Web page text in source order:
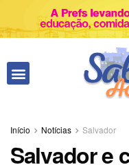
Início Notícias Salvador
Salvador e